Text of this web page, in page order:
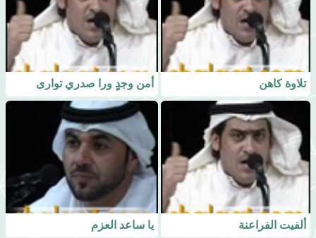
تلاوة كاهن أمن وجدٍ ورا صدري توارى
ألفيت الفراعنة يا ساعد العزم